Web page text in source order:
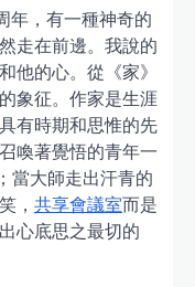
年，有一種神奇的
走在前邊。我說的
他的心。從《家》
象征。作家是生涯
有時期和思惟的先
喚著覺悟的青年一
當大師走出汗青的
， 共享會議室而是
心底思之最切的